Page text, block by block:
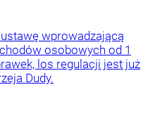
wprowadzającą
osobowych od 1
los regulacji jest już
Dudy.